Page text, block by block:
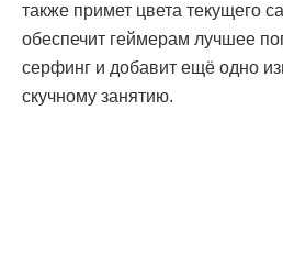
также примет цвета текущего
обеспечит геймерам лучшее
серфинг и добавит ещё одно
скучному занятию.